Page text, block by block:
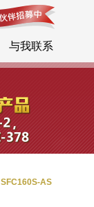
与我联系
SFC160S-AS